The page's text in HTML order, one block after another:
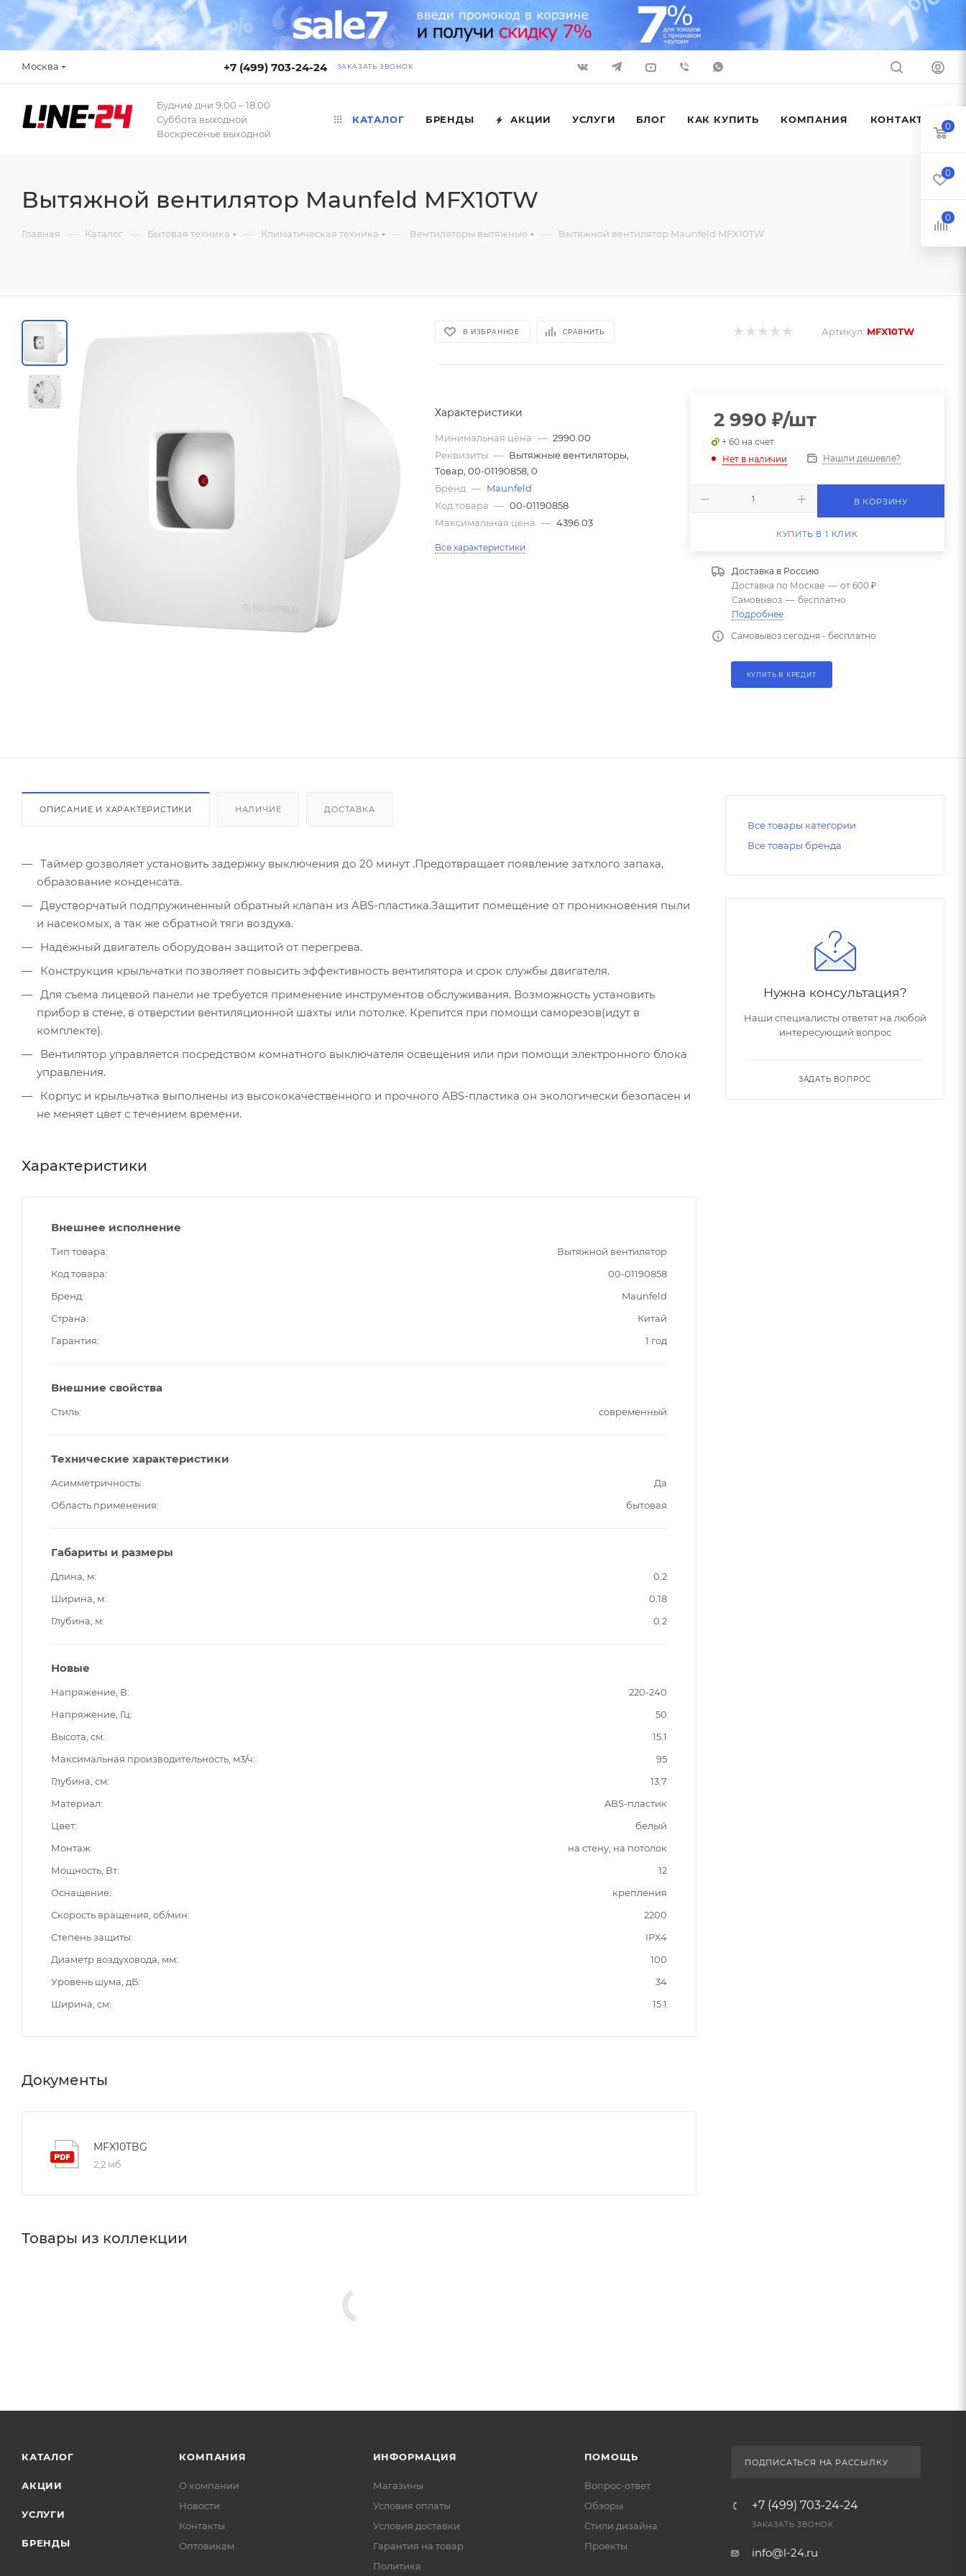
Москва +7 (499) 703-24-24 ЗАКАЗАТЬ ЗВОНОК
Будние дни 9:00 – 18:00
Суббота выходной
Воскресенье выходной
КАТАЛОГ БРЕНДЫ АКЦИИ УСЛУГИ БЛОГ КАК КУПИТЬ КОМПАНИЯ КОНТАКТЫ
Вытяжной вентилятор Maunfeld MFX10TW
Главная — Каталог — Бытовая техника — Климатическая техника — Вентиляторы вытяжные — Вытяжной вентилятор Maunfeld MFX10TW
В ИЗБРАННОЕ СРАВНИТЬ Артикул: MFX10TW
Характеристики
Минимальная цена — 2990.00
Реквизиты — Вытяжные вентиляторы,
Товар, 00-01190858, 0
Бренд — Maunfeld
Код товара — 00-01190858
Максимальная цена — 4396.03
Все характеристики
2 990 ₽/шт
+ 60 на счет
Нет в наличии
Нашли дешевле?
В КОРЗИНУ
КУПИТЬ В 1 КЛИК
Доставка в Россию
Доставка по Москве — от 600 ₽
Самовывоз — бесплатно
Подробнее
Самовывоз сегодня - бесплатно
КУПИТЬ В КРЕДИТ
ОПИСАНИЕ И ХАРАКТЕРИСТИКИ НАЛИЧИЕ ДОСТАВКА
Таймер gозволяет установить задержку выключения до 20 минут .Предотвращает появление затхлого запаха,
образование конденсата.
Двустворчатый подпружиненный обратный клапан из ABS-пластика.Защитит помещение от проникновения пыли
и насекомых, а так же обратной тяги воздуха.
Надёжный двигатель оборудован защитой от перегрева.
Конструкция крыльчатки позволяет повысить эффективность вентилятора и срок службы двигателя.
Для съема лицевой панели не требуется применение инструментов обслуживания. Возможность установить
прибор в стене, в отверстии вентиляционной шахты или потолке. Крепится при помощи саморезов(идут в
комплекте).
Вентилятор управляется посредством комнатного выключателя освещения или при помощи электронного блока
управления.
Корпус и крыльчатка выполнены из высококачественного и прочного ABS-пластика он экологически безопасен и
не меняет цвет с течением времени.
Характеристики
Внешнее исполнение
Тип товара
Вытяжной вентилятор
Код товара
00-01190858
Бренд
Maunfeld
Страна
Китай
Гарантия
1 год
Внешние свойства
Стиль современный
Технические характеристики
Асимметричность
Да
Область применения
бытовая
Габариты и размеры
Длина, м
0.2
Ширина, м
0.18
Глубина, м
0.2
Новые
Напряжение, В
220-240
Напряжение, Гц
50
Высота, см
15.1
Максимальная производительность, м3/ч
95
Глубина, см
13.7
Материал
ABS-пластик
Цвет
белый
Монтаж
на стену, на потолок
Мощность, Вт
12
Оснащение
крепления
Скорость вращения, об/мин
2200
Степень защиты
IPX4
Диаметр воздуховода, мм
100
Уровень шума, дБ
34
Ширина, см
15.1
Документы
MFX10TBG
2,2 мб
Товары из коллекции
Все товары категории
Все товары бренда
Нужна консультация?
Наши специалисты ответят на любой
интересующий вопрос
ЗАДАТЬ ВОПРОС
КАТАЛОГ
АКЦИИ
УСЛУГИ
БРЕНДЫ
КОМПАНИЯ
О компании
Новости
Контакты
Оптовикам
ИНФОРМАЦИЯ
Магазины
Условия оплаты
Условия доставки
Гарантия на товар
Политика
ПОМОЩЬ
Вопрос-ответ
Обзоры
Стили дизайна
Проекты
ПОДПИСАТЬСЯ НА РАССЫЛКУ
+7 (499) 703-24-24
ЗАКАЗАТЬ ЗВОНОК
info@l-24.ru
0
0
0